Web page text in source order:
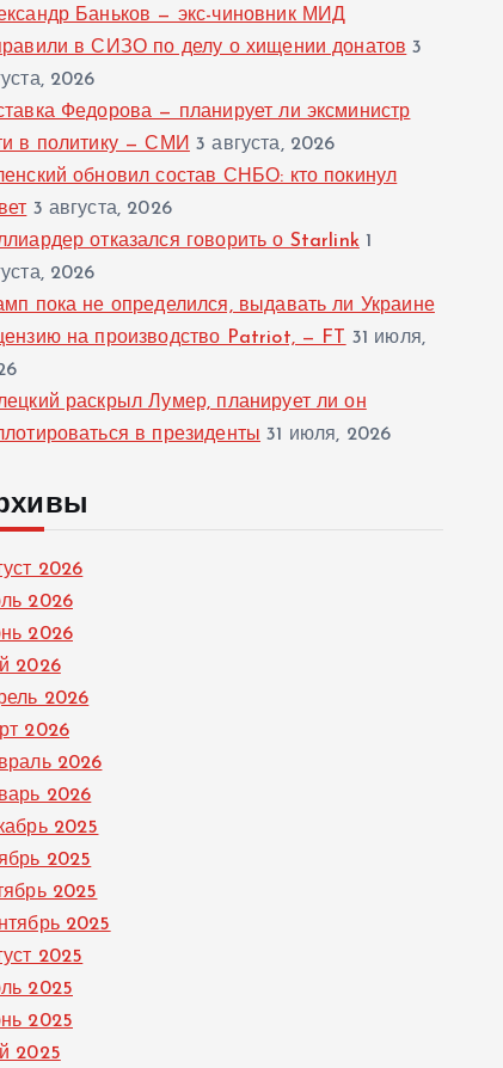
Баньков — экс-чиновник МИД
в СИЗО по делу о хищении донатов 3
2026
Федорова — планирует ли эксминистр
в политику — СМИ 3 августа, 2026
обновил состав СНБО: кто покинул
3 августа, 2026
отказался говорить о Starlink 1
2026
пока не определился, выдавать ли Украине
на производство Patriot, — FT
31 июля,
раскрыл Лумер, планирует ли он
в президенты 31 июля, 2026
2026
2026
2026
2026
2026
2026
2026
2026
2025
2025
2025
2025
2025
2025
2025
2025